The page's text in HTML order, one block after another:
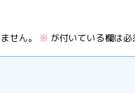
せん。 ※ が付いている欄は必